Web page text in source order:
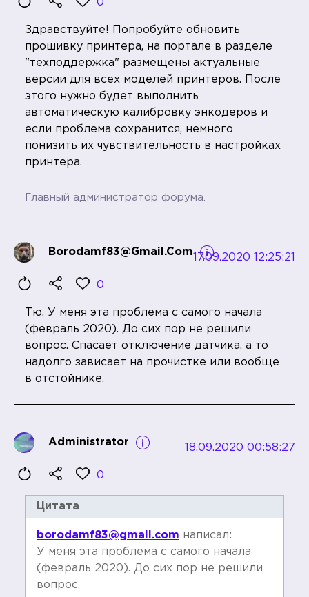
0
Здравствуйте! Попробуйте обновить
прошивку принтера, на портале в разделе
"техподдержка" размещены актуальные
версии для всех моделей принтеров. После
этого нужно будет выполнить
автоматическую калибровку энкодеров и
если проблема сохранится, немного
понизить их чувствительность в настройках
принтера.
Главный администратор форума.
Borodamf83@gmail.com 17.09.2020 12:25:21
0
Тю. У меня эта проблема с самого начала
(февраль 2020). До сих пор не решили
вопрос. Спасает отключение датчика, а то
надолго зависает на прочистке или вообще
в отстойнике.
Administrator 18.09.2020 00:58:27
0
Цитата
borodamf83@gmail.com написал:
У меня эта проблема с самого начала
(февраль 2020). До сих пор не решили
вопрос.